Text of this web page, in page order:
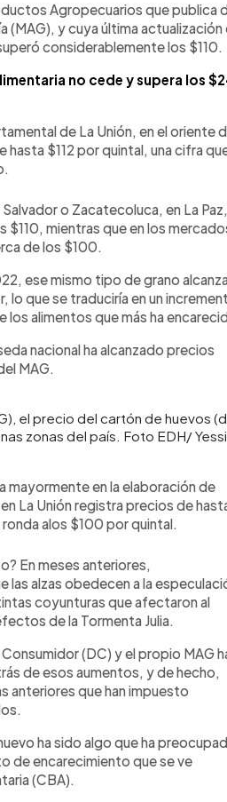
Agropecuarios que publica
(MAG), y cuya última actualización
considerablemente los $110.
no cede y supera los
de La Unión, en el oriente
$112 por quintal, una cifra
o Zacatecoluca, en La Paz,
mientras que en los
de los $100.
ese mismo tipo de grano
lo que se traduciría en un
los alimentos que más ha
nacional ha alcanzado precios
MAG.
el precio del cartón de huevos
zonas del país. Foto EDH/
mayormente en la elaboración de
La Unión registra precios de
alos $100 por quintal.
En meses anteriores,
las alzas obedecen a la
coyunturas que afectaron al
de la Tormenta Julia.
(DC) y el propio MAG
de esos aumentos, y de hecho,
anteriores que han impuesto
ha sido algo que ha
de encarecimiento que se ve
(CBA).